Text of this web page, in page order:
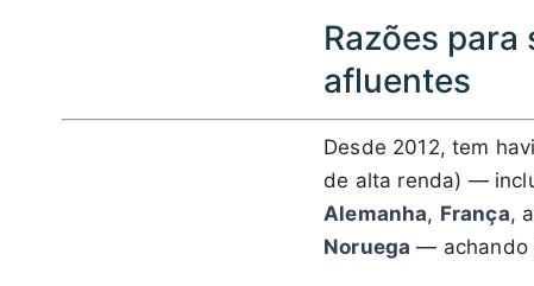
Razões
afluentes
Desde 2012, tem
de alta renda) —
Alemanha, França,
Noruega — achando